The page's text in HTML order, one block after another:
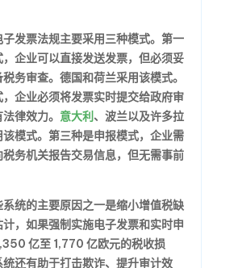
发票法规主要采用三种模式。第一
企业可以直接发送发票，但必须妥
务审查。德国和荷兰采用该模式。
企业必须将发票实时提交给政府审
律效力。 意大利 、波兰以及许多拉
模式。第三种是申报模式，企业需
务机关报告交易信息，但无需事前
统的主要原因之一是缩小增值税缺
，如果强制实施电子发票和实时申
亿至 1,770 亿欧元的税收损
还有助于打击欺诈、提升审计效